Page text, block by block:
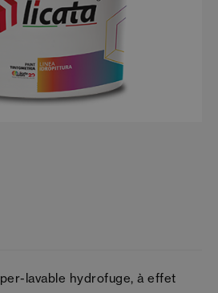
lavable hydrofuge, à effet